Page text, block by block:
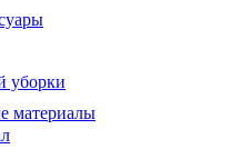
уборки
материалы